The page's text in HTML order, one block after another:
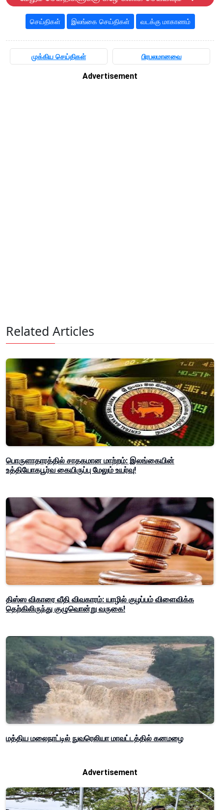
செய்திகள் இலங்கை செய்திகள் வடக்கு மாகாணம்
முக்கிய செய்திகள் பிரபலமானவை
Advertisement
Related Articles
பொருளாதாரத்தில் சாதகமான மாற்றம்: இலங்கையின்
உத்தியோகபூர்வ கையிருப்பு மேலும் உயர்வு!
திஸ்ஸ விகாரை வீதி விவகாரம்: யாழில் குழப்பம் விளைவிக்க
தெற்கிலிருந்து குழுவொன்று வருகை!
மத்திய மலைநாட்டில் நுவரெலியா மாவட்டத்தில் கனமழை
Advertisement